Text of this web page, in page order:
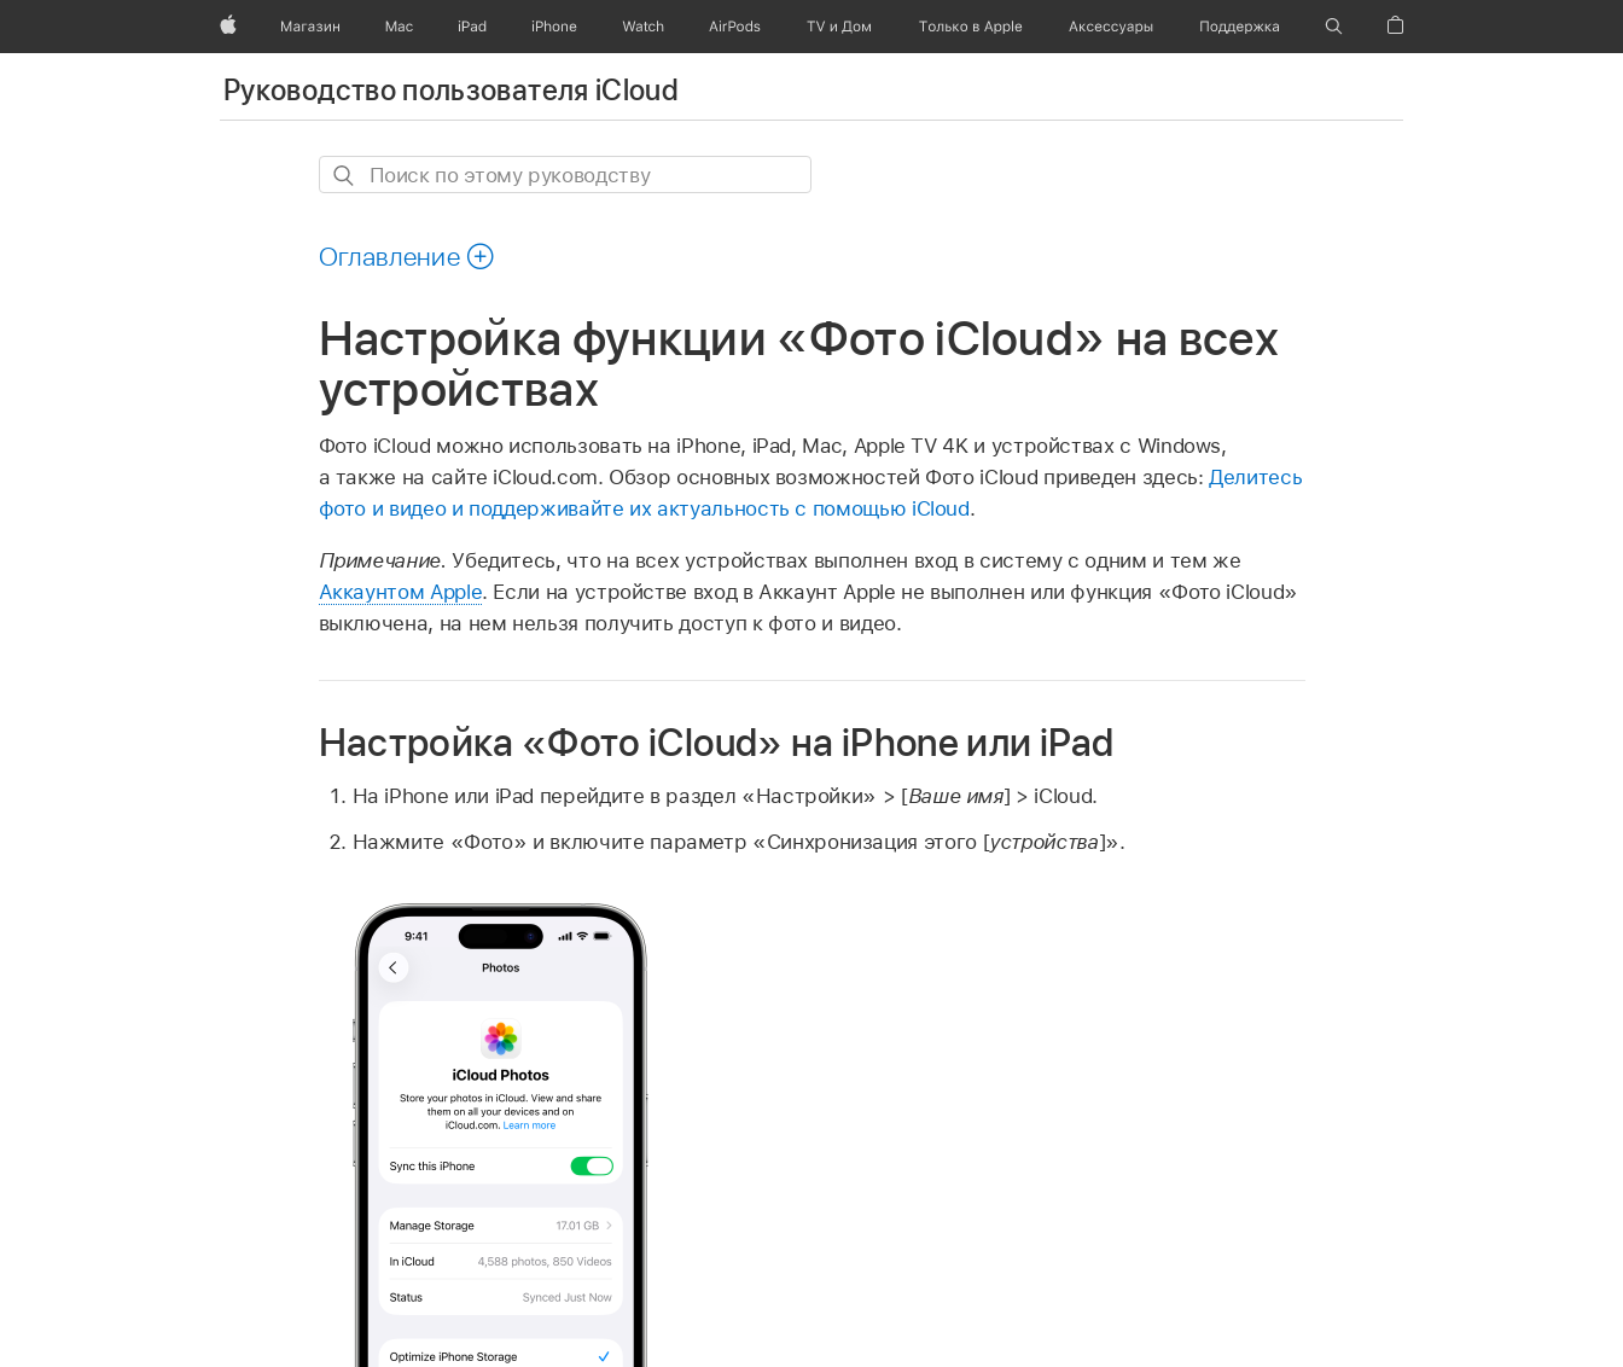
Apple Магазин Mac iPad iPhone Watch AirPods TV и Дом Только в Apple Аксессуары Поддержка Корзина
Руководство пользователя iCloud
Поиск
руководству
Оглавление
Настройка функции «Фото iCloud» на всех
устройствах
Фото iCloud можно использовать на iPhone, iPad, Mac, Apple TV 4K и устройствах с Windows,
а также на сайте iCloud.com. Обзор основных возможностей Фото iCloud приведен здесь: Делитесь
фото и видео и поддерживайте их актуальность с помощью iCloud.
Примечание.Убедитесь, что на всех устройствах выполнен вход в систему с одним и тем же
Аккаунтом Apple. Если на устройстве вход в Аккаунт Apple не выполнен или функция «Фото iCloud»
выключена, на нем нельзя получить доступ к фото и видео.
Настройка «Фото iCloud» на iPhone или iPad
На iPhone или iPad перейдите в раздел «Настройки» > [Ваше имя] > iCloud.
Нажмите «Фото» и включите параметр «Синхронизация этого [устройства]».